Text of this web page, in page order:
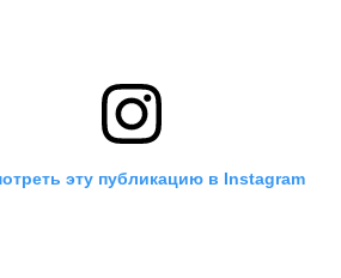
эту публикацию в Instagram